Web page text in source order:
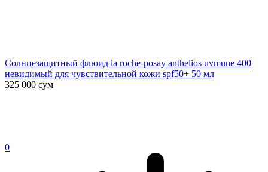
Солнцезащитный флюид la roche-posay anthelios uvmune 400
невидимый для чувствительной кожи spf50+ 50 мл
325 000 сум
0